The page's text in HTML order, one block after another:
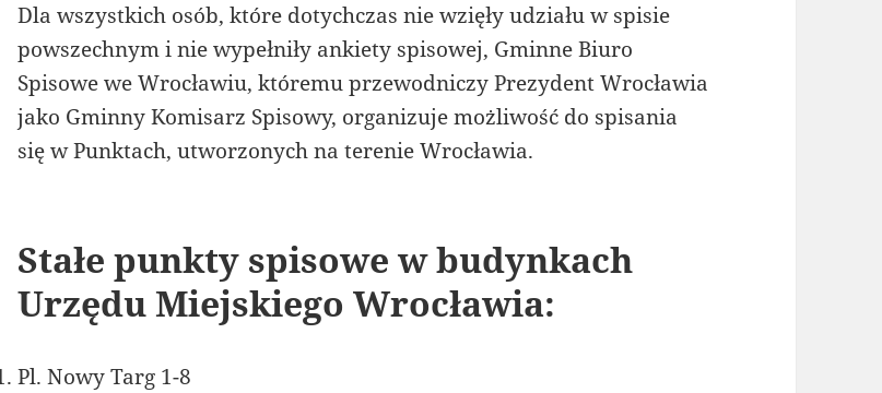
Dla wszystkich osób, które dotychczas nie wzięły udziału w spisie
powszechnym i nie wypełniły ankiety spisowej, Gminne Biuro
Spisowe we Wrocławiu, któremu przewodniczy Prezydent Wrocławia
jako Gminny Komisarz Spisowy, organizuje możliwość do spisania
się w Punktach, utworzonych na terenie Wrocławia.
Stałe punkty spisowe w budynkach
Urzędu Miejskiego Wrocławia:
Pl. Nowy Targ 1-8